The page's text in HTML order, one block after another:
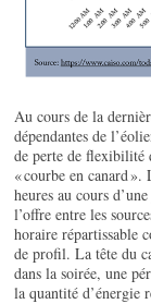
Au cours de la
dépendantes de
de perte de flexibilité
« courbe en canard
heures au cours
l’offre entre les
horaire répartissable
de profil. La tête du
dans la soirée, une
la quantité d’énergie